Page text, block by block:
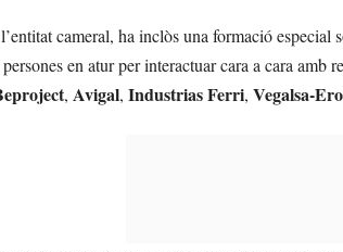
cameral, ha inclòs una formació especial
en atur per interactuar cara a cara amb
, Avigal, Industrias Ferri, Vegalsa-